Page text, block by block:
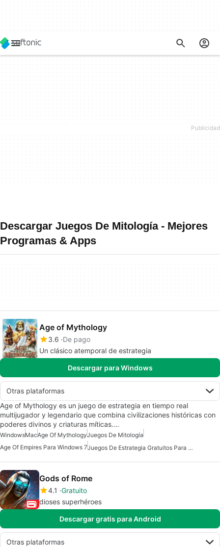
Descargar Juegos De Mitología - Mejores
Programas & Apps
Age of Mythology
3.6 De pago
Un clásico atemporal de estrategia
Descargar para Windows
Otras plataformas
Age of Mythology es un juego de estrategia en tiempo real
multijugador y legendario que combina civilizaciones históricas con
poderes divinos y criaturas míticas.…
WindowsMacAge Of MythologyJuegos De Mitología
Age Of Empires Para Windows 7
Juegos De Estrategia Gratuitos Para Mac
Gods of Rome
4.1 Gratuito
dioses superhéroes
Descargar gratis para Android
Otras plataformas